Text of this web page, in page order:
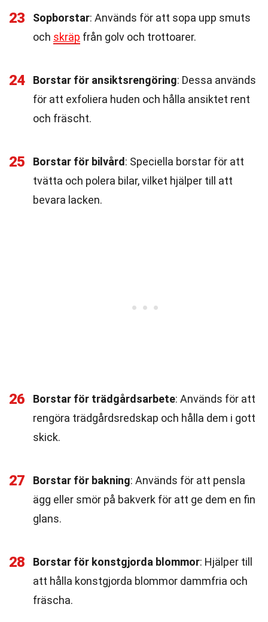
23 Sopborstar: Används för att sopa upp smuts
och skräp från golv och trottoarer.
24 Borstar för ansiktsrengöring: Dessa används
för att exfoliera huden och hålla ansiktet rent
och fräscht.
25 Borstar för bilvård : Speciella borstar för att
tvätta och polera bilar, vilket hjälper till att
bevara lacken.
26 Borstar för trädgårdsarbete: Används för att
rengöra trädgårdsredskap och hålla dem i gott
skick.
27 Borstar för bakning: Används för att pensla
ägg eller smör på bakverk för att ge dem en fin
glans.
28 Borstar för konstgjorda blommor: Hjälper till
att hålla konstgjorda blommor dammfria och
fräscha.